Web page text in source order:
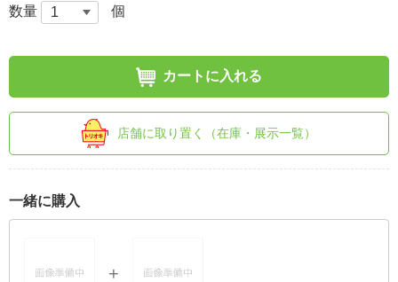
数量 個
カートに入れる
店舗に取り置く（在庫・展示一覧）
一緒に購入